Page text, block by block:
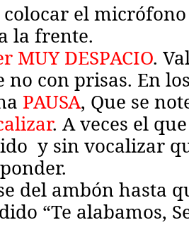
el
la frente.
MUY DESPACIO.
no con prisas. En
PAUSA, Que se
. A veces el
y sin vocalizar
del ambón hasta
“Te alabamos,